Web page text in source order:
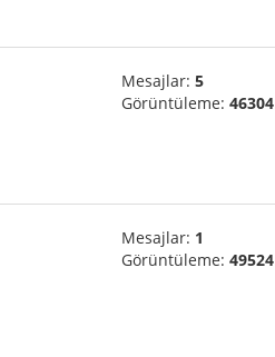
Mesajlar: 5
Görüntüleme: 46304
Mesajlar: 1
Görüntüleme: 49524